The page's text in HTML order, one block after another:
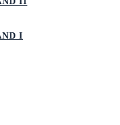
I